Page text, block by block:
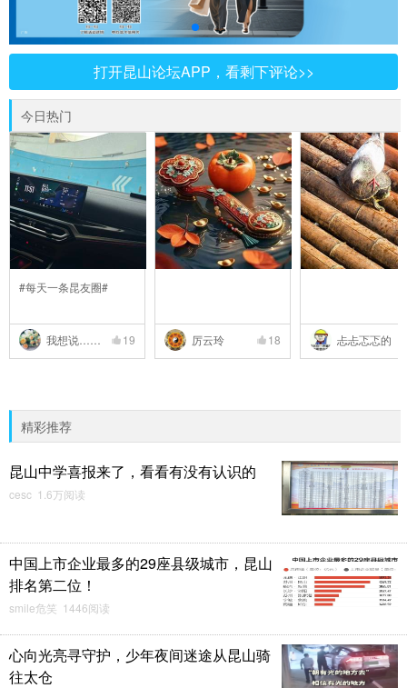
打开昆山论坛APP，看剩下评论>>
今日热门
#每天一条昆友圈#
我想说…… 19 厉云玲 18 忐忐忑忑的
精彩推荐
昆山中学喜报来了，看看有没有认识的
cesc 1.6万阅读
中国上市企业最多的29座县级城市，昆山
排名第二位！
smile危笑 1446阅读
心向光亮寻守护，少年夜间迷途从昆山骑
往太仓